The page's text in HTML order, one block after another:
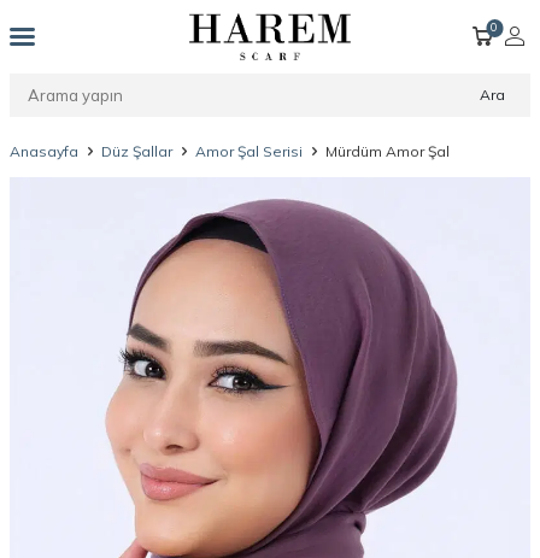
Ara
0
Anasayfa Düz Şallar Amor Şal Serisi Mürdüm Amor Şal